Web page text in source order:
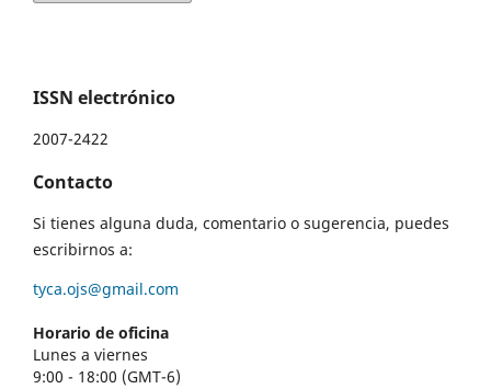
ISSN electrónico
2007-2422
Contacto
Si tienes alguna duda, comentario o sugerencia, puedes
escribirnos a:
tyca.ojs@gmail.com
Horario de oficina
Lunes a viernes
9:00 - 18:00 (GMT-6)